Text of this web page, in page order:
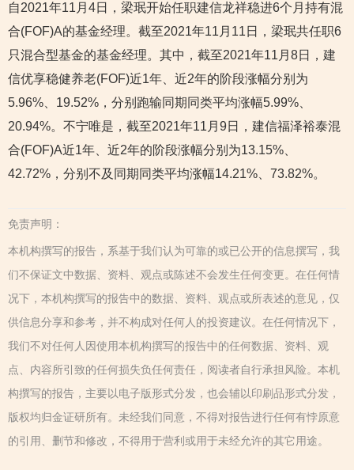
自2021年11月4日，梁珉开始任职建信龙祥稳进6个月持有混
合(FOF)A的基金经理。截至2021年11月11日，梁珉共任职6
只混合型基金的基金经理。其中，截至2021年11月8日，建
信优享稳健养老(FOF)近1年、近2年的阶段涨幅分别为
5.96%、19.52%，分别跑输同期同类平均涨幅5.99%、
20.94%。不宁唯是，截至2021年11月9日，建信福泽裕泰混
合(FOF)A近1年、近2年的阶段涨幅分别为13.15%、
42.72%，分别不及同期同类平均涨幅14.21%、73.82%。
免责声明：
本机构撰写的报告，系基于我们认为可靠的或已公开的信息撰写，我
们不保证文中数据、资料、观点或陈述不会发生任何变更。在任何情
况下，本机构撰写的报告中的数据、资料、观点或所表述的意见，仅
供信息分享和参考，并不构成对任何人的投资建议。在任何情况下，
我们不对任何人因使用本机构撰写的报告中的任何数据、资料、观
点、内容所引致的任何损失负任何责任，阅读者自行承担风险。本机
构撰写的报告，主要以电子版形式分发，也会辅以印刷品形式分发，
版权均归金证研所有。未经我们同意，不得对报告进行任何有悖原意
的引用、删节和修改，不得用于营利或用于未经允许的其它用途。